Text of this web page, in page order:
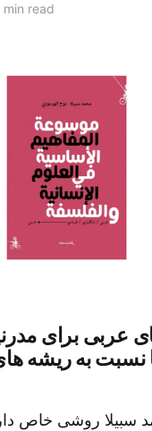
3 min read
عربی برای
نسبت به ریشه
سبیلا روشی خاص